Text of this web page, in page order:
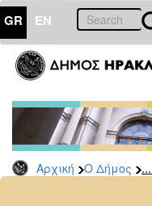
GR EN
Αρχική Ο Δήμος ...
ΔΗΜΟΣ
Προσλήψεις
Αρχείο
2026
2025